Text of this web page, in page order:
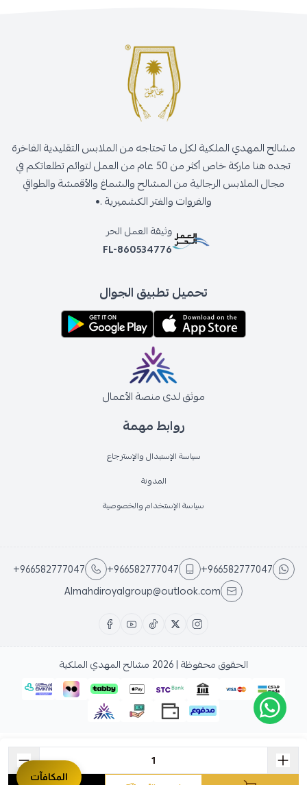
روابط مهمة
سياسة الإستبدال والإسترجاع
المدونة
سياسة الإستخدام والخصوصية
مشالح المهدي الملكية لكل ما تحتاجه من الملابس التقليدية الفاخرة
تجده هنا ماركة خاص أكثر من 50 عام من العمل لتوائم تطلعاتكم في
مجال الملابس الرجالية من المشالح والشماغ والأقمشة والطواقي
والفروات والغتر الكشميرية .•
وثيقة العمل الحر
FL-860534776
تحميل تطبيق الجوال
موثق لدى منصة الأعمال
+966582777047
+966582777047
+966582777047
Almahdiroyalgroup@outlook.com
الحقوق محفوظة | 2026 مشالح المهدي الملكية
المكافآت